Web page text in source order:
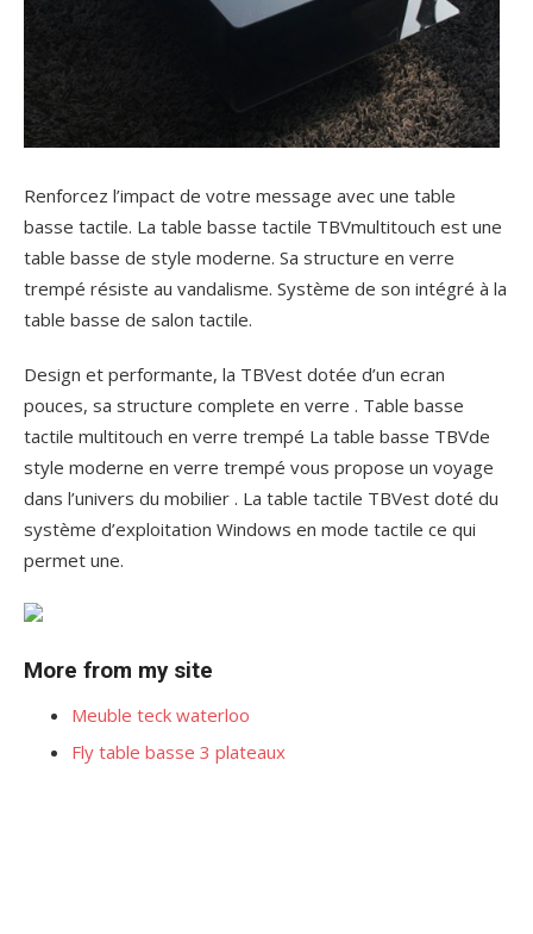
Renforcez l’impact de votre message avec une table
basse tactile. La table basse tactile TBVmultitouch est une
table basse de style moderne. Sa structure en verre
trempé résiste au vandalisme. Système de son intégré à la
table basse de salon tactile.
Design et performante, la TBVest dotée d’un ecran
pouces, sa structure complete en verre . Table basse
tactile multitouch en verre trempé La table basse TBVde
style moderne en verre trempé vous propose un voyage
dans l’univers du mobilier . La table tactile TBVest doté du
système d’exploitation Windows en mode tactile ce qui
permet une.
More from my site
Meuble teck waterloo
Fly table basse 3 plateaux